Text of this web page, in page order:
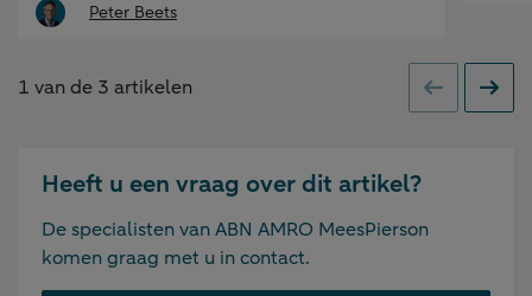
Peter Beets
1 van de 3 artikelen Vorige
Heeft u een vraag over dit artikel?
De specialisten van ABN AMRO MeesPierson
komen graag met u in contact.